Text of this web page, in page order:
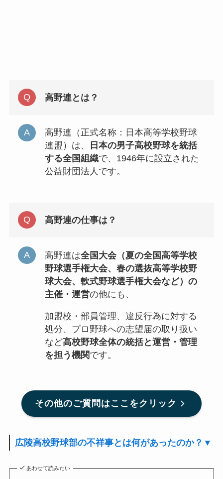
高野連とは？
高野連（正式名称：日本高等学校野球
連盟）は、
日本の男子高校野球を統括
する全国組織で、1946年に設立された
公益財団法人です。
高野連の仕事は？
高野連は全国大会（夏の全国高等学校
野球選手権大会、春の選抜高等学校野
球大会、軟式野球選手権大会など）の
主催・運営の他にも、
加盟校・部員管理、違反行為に対する
処分、プロ野球への志望届の取り扱い
など高校野球全体の統括と運営・管理
を担う機関です。
その他のご質問はここをクリック
広陵高校野球部の不祥事とは何があったのか？▼
あわせて読みたい